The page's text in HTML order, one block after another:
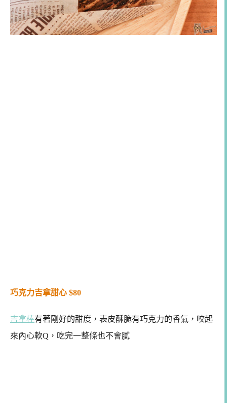
巧克力吉拿甜心 $80
吉拿棒有著剛好的甜度，表皮酥脆有巧克力的香氣，咬起
來內心軟Q，吃完一整條也不會膩